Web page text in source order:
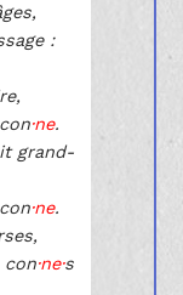
:
·ne.
grand-
·ne.
·ne·s